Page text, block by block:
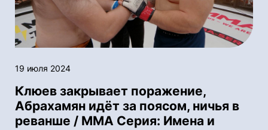
19 июля 2024
Клюев закрывает поражение,
Абрахамян идёт за поясом, ничья в
реванше / ММА Серия: Имена и